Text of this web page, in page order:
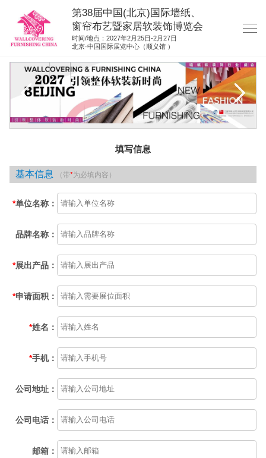
第38届中国(北京)国际墙纸、
窗帘布艺暨家居软装饰博览会
时间/地点：2027年2月25日-2月27日
北京·中国国际展览中心（顺义馆 ）
网站首页
展商服务
展位申请
集团展会
填写信息
基本信息 （带*为必填内容）
*单位名称：
品牌名称：
*展出产品：
*申请面积：
*姓名：
*手机：
公司地址：
公司电话：
邮箱：